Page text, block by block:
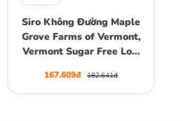
Siro Không Đường Maple
Grove Farms of Vermont,
Vermont Sugar Free Low
(12 Fl. Oz.)
167.609đ 182.641đ